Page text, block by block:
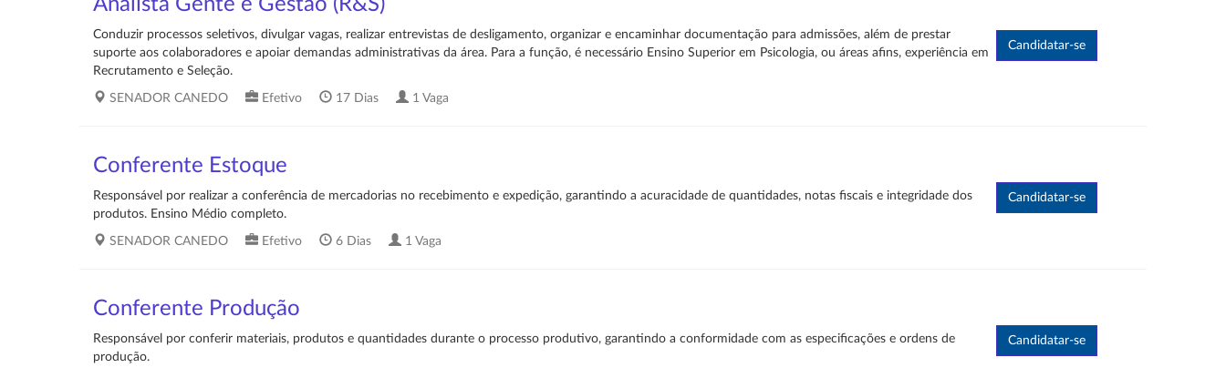
Analista Gente e Gestão (R&S)
Conduzir processos seletivos, divulgar vagas, realizar entrevistas de desligamento, organizar e encaminhar documentação para admissões, além de prestar
suporte aos colaboradores e apoiar demandas administrativas da área. Para a função, é necessário Ensino Superior em Psicologia, ou áreas afins, experiência em
Recrutamento e Seleção.
SENADOR CANEDO Efetivo 17 Dias 1 Vaga
Conferente Estoque
Responsável por realizar a conferência de mercadorias no recebimento e expedição, garantindo a acuracidade de quantidades, notas fiscais e integridade dos
produtos. Ensino Médio completo.
SENADOR CANEDO Efetivo 6 Dias 1 Vaga
Conferente Produção
Responsável por conferir materiais, produtos e quantidades durante o processo produtivo, garantindo a conformidade com as especificações e ordens de
produção.